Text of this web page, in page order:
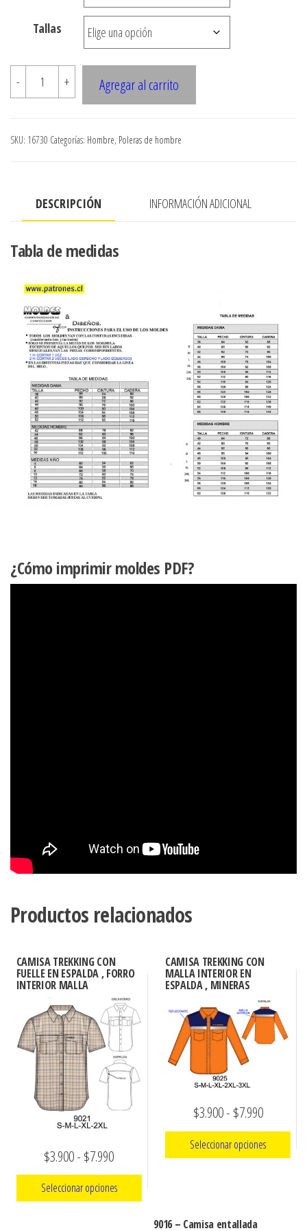
hasta
$7.990
Tallas
-
16730
cantidad
+ Agregar al carrito
SKU: 16730 Categorías: Hombre, Poleras de hombre
DESCRIPCIÓN INFORMACIÓN ADICIONAL
Tabla de medidas
¿Cómo imprimir moldes PDF?
Productos relacionados
CAMISA TREKKING CON
FUELLE EN ESPALDA , FORRO
INTERIOR MALLA
$3.900- $7.990Rango
de
precios:
Seleccionar opciones
CAMISA TREKKING CON
MALLA INTERIOR EN
ESPALDA , MINERAS
$3.900- $7.990Rango
de
precios:
Seleccionar opciones
9016 – Camisa entallada